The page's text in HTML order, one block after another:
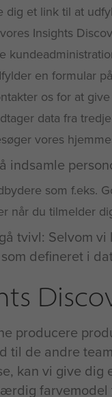
dig et link til at
Insights
en formular
os for at
data fra
vores
indsamle
som f.eks.
når du tilmelder
tvivl: Selvom
defineret i
producere
til de andre
kan vi give dig